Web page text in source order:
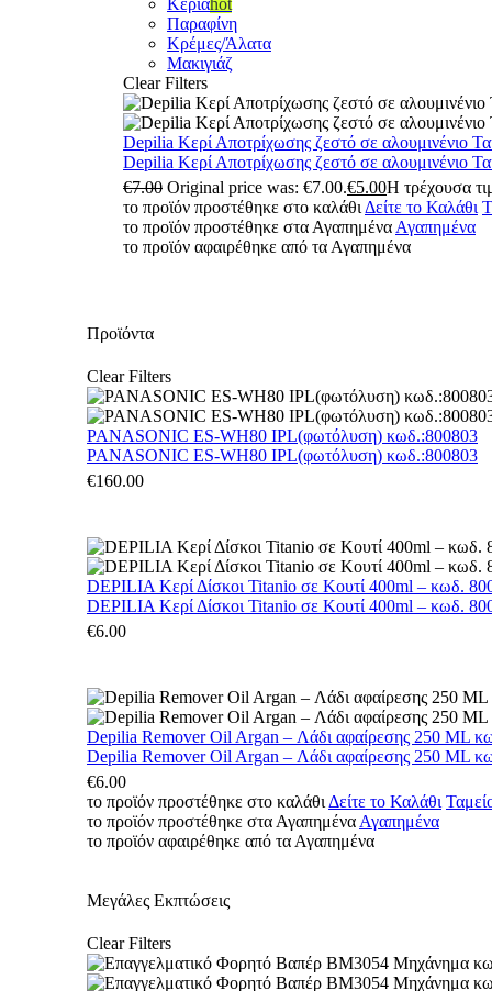
Κεριάhot
Παραφίνη
Κρέμες/Άλατα
Μακιγιάζ
Clear Filters
Depilia Κερί Αποτρίχωσης ζεστό σε αλουμινένιο
Depilia Κερί Αποτρίχωσης ζεστό σε αλουμινένιο
€7.00 Original price was: €7.00.€5.00Η τρέχουσα
το προϊόν προστέθηκε στο καλάθι Δείτε το Καλάθι
το προϊόν προστέθηκε στα Αγαπημένα Αγαπημένα
το προϊόν αφαιρέθηκε από τα Αγαπημένα
Προϊόντα
Clear Filters
PANASONIC ES-WH80 IPL(φωτόλυση) κωδ.:800803
PANASONIC ES-WH80 IPL(φωτόλυση) κωδ.:800803
€160.00
DEPILIA Κερί Δίσκοι Titanio σε Κουτί 400ml – κωδ.
DEPILIA Κερί Δίσκοι Titanio σε Κουτί 400ml – κωδ.
€6.00
Depilia Remover Oil Argan – Λάδι αφαίρεσης 250 ML
Depilia Remover Oil Argan – Λάδι αφαίρεσης 250 ML
€6.00
το προϊόν προστέθηκε στο καλάθι Δείτε το Καλάθι
το προϊόν προστέθηκε στα Αγαπημένα Αγαπημένα
το προϊόν αφαιρέθηκε από τα Αγαπημένα
Μεγάλες Εκπτώσεις
Clear Filters